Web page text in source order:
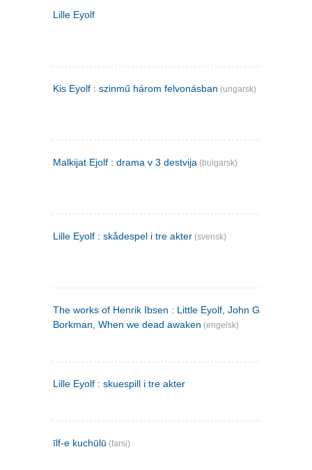
Lille Eyolf
Kis Eyolf : szinmű három felvonásban (ungarsk)
Malkijat Ejolf : drama v 3 destvija (bulgarsk)
Lille Eyolf : skådespel i tre akter (svensk)
The works of Henrik Ibsen : Little Eyolf, John Gabriel
Borkman, When we dead awaken (engelsk)
Lille Eyolf : skuespill i tre akter
īlf-e kuchūlū (farsi)